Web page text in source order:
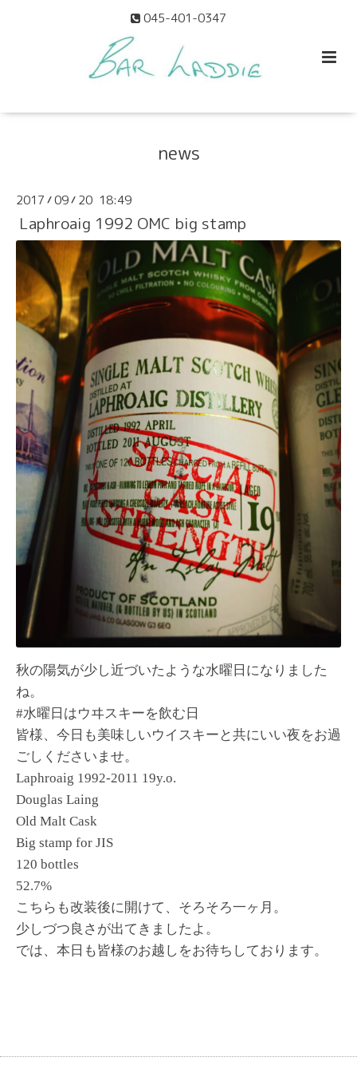
045-401-0347
news
2017 /09/ 20 18:49
Laphroaig 1992 OMC big stamp
秋の陽気が少し近づいたような水曜日になりました
ね。
#水曜日はウヰスキーを飲む日
皆様、今日も美味しいウイスキーと共にいい夜をお過
ごしくださいませ。
Laphroaig 1992-2011 19y.o.
Douglas Laing
Old Malt Cask
Big stamp for JIS
120 bottles
52.7%
こちらも改装後に開けて、そろそろ一ヶ月。
少しづつ良さが出てきましたよ。
では、本日も皆様のお越しをお待ちしております。